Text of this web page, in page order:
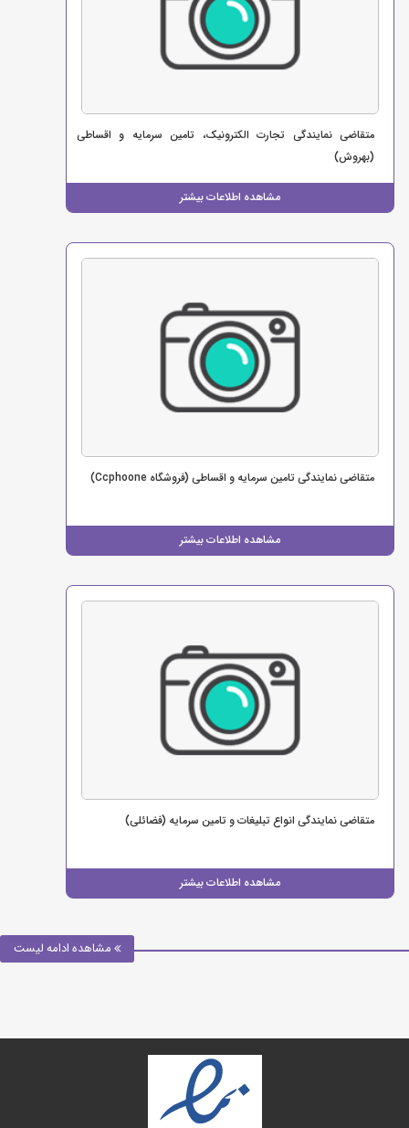
مشاهده اطلاعات بیشتر
متقاضی نمایندگی تجارت الکترونیک، تامین سرمایه و اقساطی
(بهروش)
مشاهده اطلاعات بیشتر
متقاضی نمایندگی تامین سرمایه و اقساطی (فروشگاه Ccphoone)
مشاهده اطلاعات بیشتر
متقاضی نمایندگی انواع تبلیغات و تامین سرمایه (فضائلی)
مشاهده ادامه لیست